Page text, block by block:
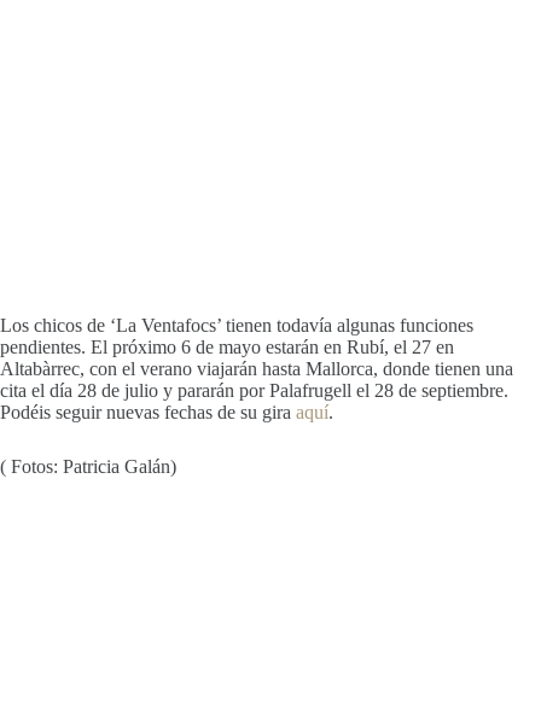
Los chicos de ‘La Ventafocs’ tienen todavía algunas funciones
pendientes. El próximo 6 de mayo estarán en Rubí, el 27 en
Altabàrrec, con el verano viajarán hasta Mallorca, donde tienen una
cita el día 28 de julio y pararán por Palafrugell el 28 de septiembre.
Podéis seguir nuevas fechas de su gira aquí.
( Fotos: Patricia Galán)